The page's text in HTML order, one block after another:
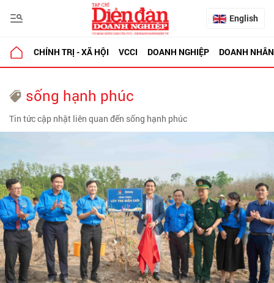
English
CHÍNH TRỊ - XÃ HỘI VCCI DOANH NGHIỆP DOANH NHÂN
sống hạnh phúc
Tin tức cập nhật liên quan đến sống hạnh phúc